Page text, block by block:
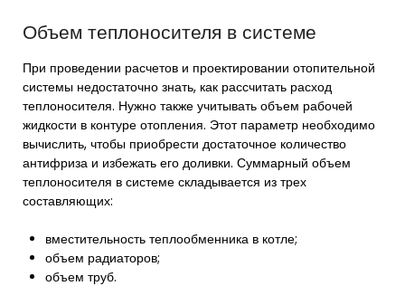
Объем теплоносителя в системе
При проведении расчетов и проектировании отопительной
системы недостаточно знать, как рассчитать расход
теплоносителя. Нужно также учитывать объем рабочей
жидкости в контуре отопления. Этот параметр необходимо
вычислить, чтобы приобрести достаточное количество
антифриза и избежать его доливки. Суммарный объем
теплоносителя в системе складывается из трех
составляющих:
вместительность теплообменника в котле;
объем радиаторов;
объем труб.